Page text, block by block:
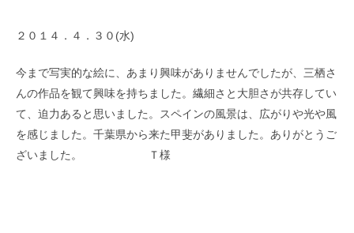
２０１４．４．３０(水)
今まで写実的な絵に、あまり興味がありませんでしたが、三栖さ
んの作品を観て興味を持ちました。繊細さと大胆さが共存してい
て、迫力あると思いました。スペインの風景は、広がりや光や風
を感じました。千葉県から来た甲斐がありました。ありがとうご
ざいました。 Ｔ様